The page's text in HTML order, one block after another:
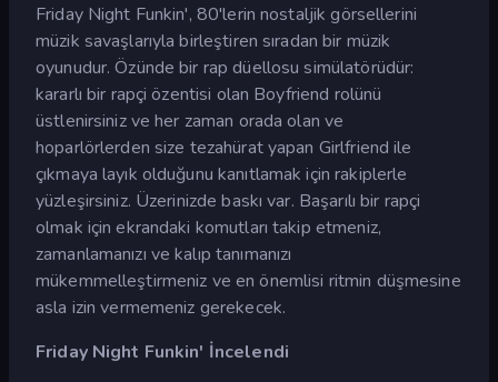
Friday Night Funkin', 80'lerin nostaljik görsellerini
müzik savaşlarıyla birleştiren sıradan bir müzik
oyunudur. Özünde bir rap düellosu simülatörüdür:
kararlı bir rapçi özentisi olan Boyfriend rolünü
üstlenirsiniz ve her zaman orada olan ve
hoparlörlerden size tezahürat yapan Girlfriend ile
çıkmaya layık olduğunu kanıtlamak için rakiplerle
yüzleşirsiniz. Üzerinizde baskı var. Başarılı bir rapçi
olmak için ekrandaki komutları takip etmeniz,
zamanlamanızı ve kalıp tanımanızı
mükemmelleştirmeniz ve en önemlisi ritmin düşmesine
asla izin vermemeniz gerekecek.
Friday Night Funkin' İncelendi